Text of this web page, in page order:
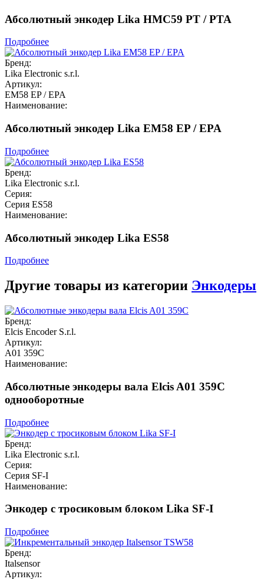
Абсолютный энкодер Lika HMC59 PT / PTA
Подробнее
Бренд:
Lika Electronic s.r.l.
Артикул:
EM58 EP / EPA
Наименование:
Абсолютный энкодер Lika EM58 EP / EPA
Подробнее
Бренд:
Lika Electronic s.r.l.
Серия:
Серия ES58
Наименование:
Абсолютный энкодер Lika ES58
Подробнее
Другие товары из категории Энкодеры
Бренд:
Elcis Encoder S.r.l.
Артикул:
A01 359C
Наименование:
Абсолютные энкодеры вала Elcis A01 359C
однооборотные
Подробнее
Бренд:
Lika Electronic s.r.l.
Серия:
Серия SF-I
Наименование:
Энкодер с тросиковым блоком Lika SF-I
Подробнее
Бренд:
Italsensor
Артикул: